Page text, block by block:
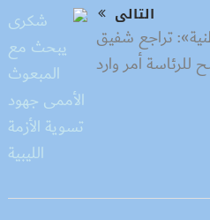
التالى
تراجع شفيق
للرئاسة أمر وارد